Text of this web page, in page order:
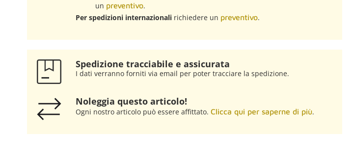
un preventivo.
Per spedizioni internazionalirichiedere un preventivo.
Spedizione tracciabile e assicurata
I dati verranno forniti via email per poter tracciare la spedizione.
Noleggia questo articolo!
Ogni nostro articolo può essere affittato. Clicca qui per saperne di più.